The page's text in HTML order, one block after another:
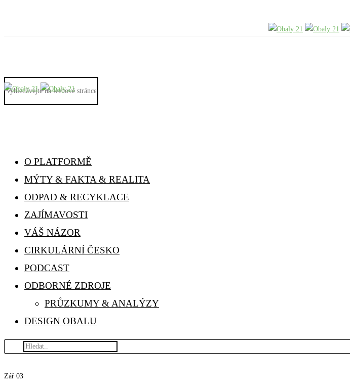
O PLATFORMĚ
MÝTY & FAKTA & REALITA
ODPAD & RECYKLACE
ZAJÍMAVOSTI
VÁŠ NÁZOR
CIRKULÁRNÍ ČESKO
PODCAST
ODBORNÉ ZDROJE
PRŮZKUMY & ANALÝZY
DESIGN OBALU
Zář 03